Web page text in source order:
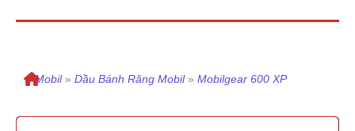
»Mobil » Dầu Bánh Răng Mobil » Mobilgear 600 XP